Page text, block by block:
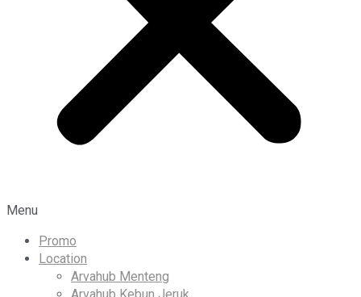
Menu
Promo
Location
Arvahub Menteng